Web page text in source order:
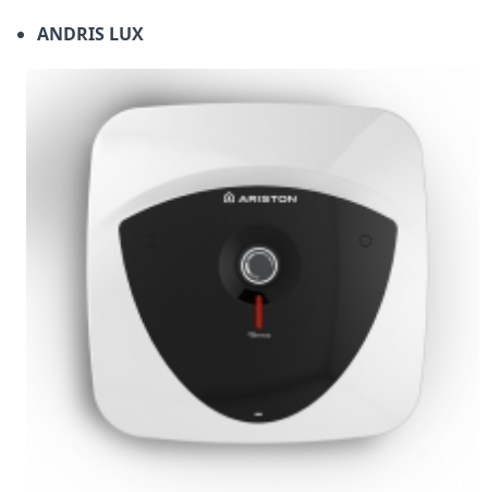
ANDRIS LUX